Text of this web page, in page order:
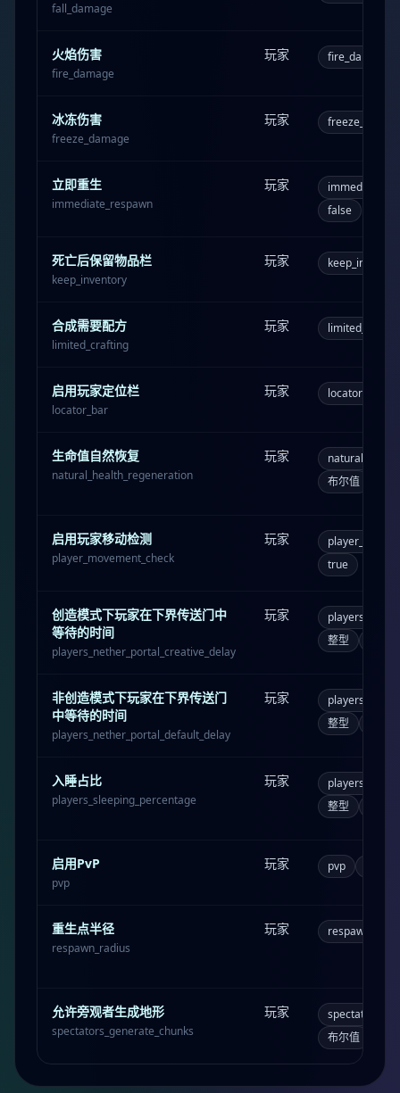
fall_damage
火焰伤害
fire_damage
玩家 fire_damage
冰冻伤害
freeze_damage
玩家
立即重生
immediate_respawn
玩家
false
死亡后保留物品栏
keep_inventory
玩家
合成需要配方
limited_crafting
玩家
启用玩家定位栏
locator_bar
玩家 locator_bar
生命值自然恢复
natural_health_regeneration
玩家
布尔值
启用玩家移动检测
player_movement_check
玩家
true
创造模式下玩家在下界传送门中
等待的时间
players_nether_portal_creative_delay
玩家
整型
非创造模式下玩家在下界传送门
中等待的时间
players_nether_portal_default_delay
玩家
整型
入睡占比
players_sleeping_percentage
玩家
整型
启用PvP
pvp
玩家 pvp
重生点半径
respawn_radius
玩家
允许旁观者生成地形
spectators_generate_chunks
玩家
布尔值